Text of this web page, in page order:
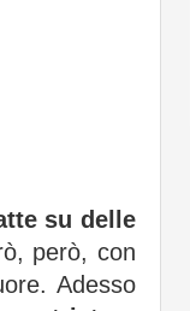
su delle
però, con
Adesso